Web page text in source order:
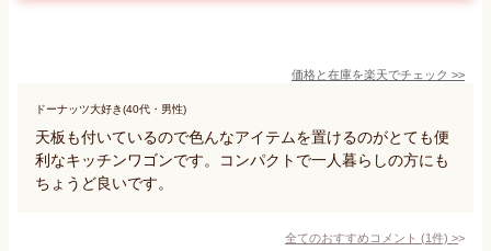
価格と在庫を楽天でチェック >>
ドーナッツ大好き(40代・男性)
天板も付いているので色んなアイテムを置けるのがとても便
利なキッチンワゴンです。コンパクトで一人暮らしの方にも
ちょうど良いです。
全てのおすすめコメント (1件) >